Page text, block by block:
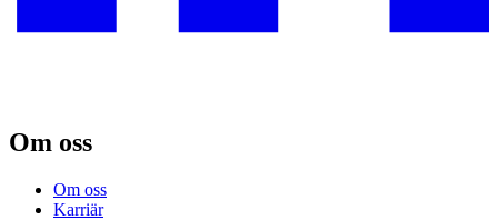
Om oss
Om oss
Karriär